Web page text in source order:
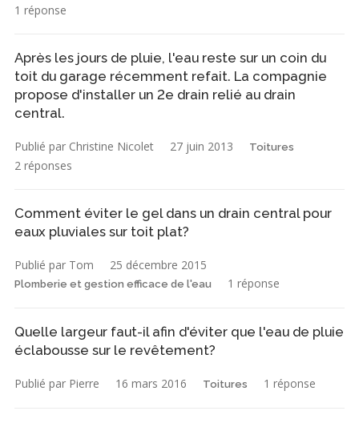
1 réponse
Après les jours de pluie, l'eau reste sur un coin du
toit du garage récemment refait. La compagnie
propose d'installer un 2e drain relié au drain
central.
Publié par Christine Nicolet 27 juin 2013 Toitures
2 réponses
Comment éviter le gel dans un drain central pour
eaux pluviales sur toit plat?
Publié par Tom 25 décembre 2015
Plomberie et gestion efficace de l'eau 1 réponse
Quelle largeur faut-il afin d'éviter que l'eau de pluie
éclabousse sur le revêtement?
Publié par Pierre 16 mars 2016 Toitures 1 réponse